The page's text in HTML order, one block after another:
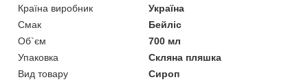
Країна виробник
Україна
Смак
Бейліс
Об`єм
700 мл
Упаковка
Скляна пляшка
Вид товару
Сироп